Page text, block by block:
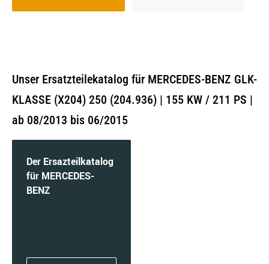
Unser Ersatzteilekatalog für MERCEDES-BENZ GLK-
KLASSE (X204) 250 (204.936) | 155 KW / 211 PS |
ab 08/2013 bis 06/2015
Der Ersazteilkatalog
für MERCEDES-
BENZ